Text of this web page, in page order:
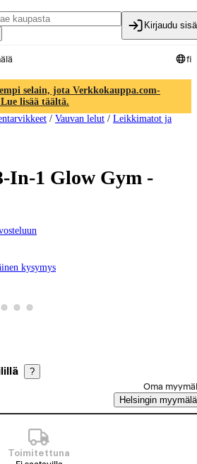
Kirjaudu
fi
selain, jota Verkkokauppa.com-
lisää täältä.
/ Vauvan lelut / Leikkimatot ja
In-1 Glow Gym -
kysymys
tuotekuva 1
Katso tuotekuva 2
Katso tuotekuva 3
Katso tuotekuva 4
?
Oma
Helsingin myymälä
Toimitettuna